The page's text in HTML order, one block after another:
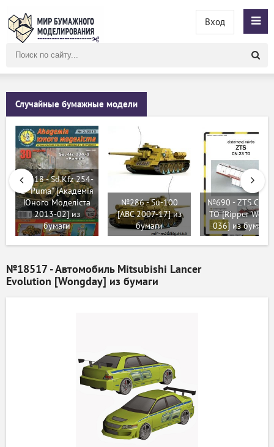
сайту
Вход
Случайные бумажные модели
№418 - Sd.Kfz 254-
2 "Puma" [Академія
Юного Моделіста
2013-02] из
бумаги
№286 - Su-100
[ABC 2007-17] из
бумаги
№690 - ZTS CN
TO [Ripper Works
036] из бумаги
№18517 - Автомобиль Mitsubishi Lancer
Evolution [Wongday] из бумаги